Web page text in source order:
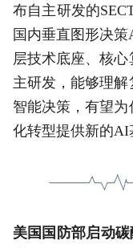
布自主研发的
国内垂直图形决
层技术底座、核
主研发，能够理
智能决策，有望
化转型提供新的AI
美国国防部启动